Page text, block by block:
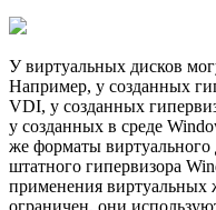
У виртуальных дисков
Например, у созданных
VDI, у созданных
у созданных в среде
же форматы виртуального
штатного гипервизора
применения